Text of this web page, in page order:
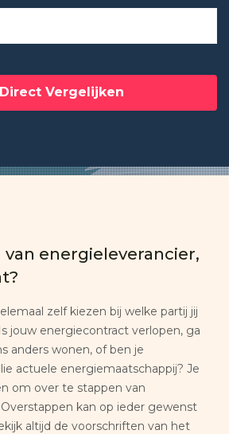
Direct Vergelijken
energieleverancier,
zelf kiezen bij welke partij jij
jouw energiecontract verlopen, ga
anders wonen, of ben je
actuele energiemaatschappij? Je
om over te stappen van
kan op ieder gewenst
altijd de voorschriften van het